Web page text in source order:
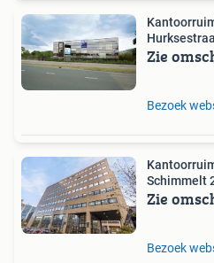
Zie
Bezoek
Schimmelt
Zie
Bezoek